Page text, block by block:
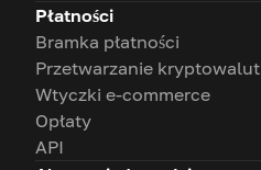
Płatności
Bramka płatności
Przetwarzanie kryptowalut
Wtyczki e-commerce
Opłaty
API